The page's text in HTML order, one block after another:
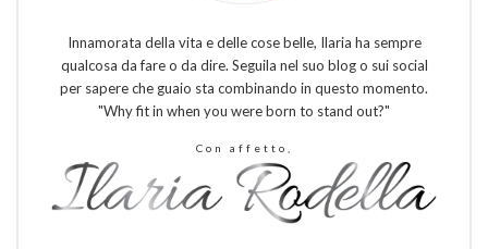
Innamorata della vita e delle cose belle, Ilaria ha sempre
qualcosa da fare o da dire. Seguila nel suo blog o sui social
per sapere che guaio sta combinando in questo momento.
"Why fit in when you were born to stand out?"
Con affetto,